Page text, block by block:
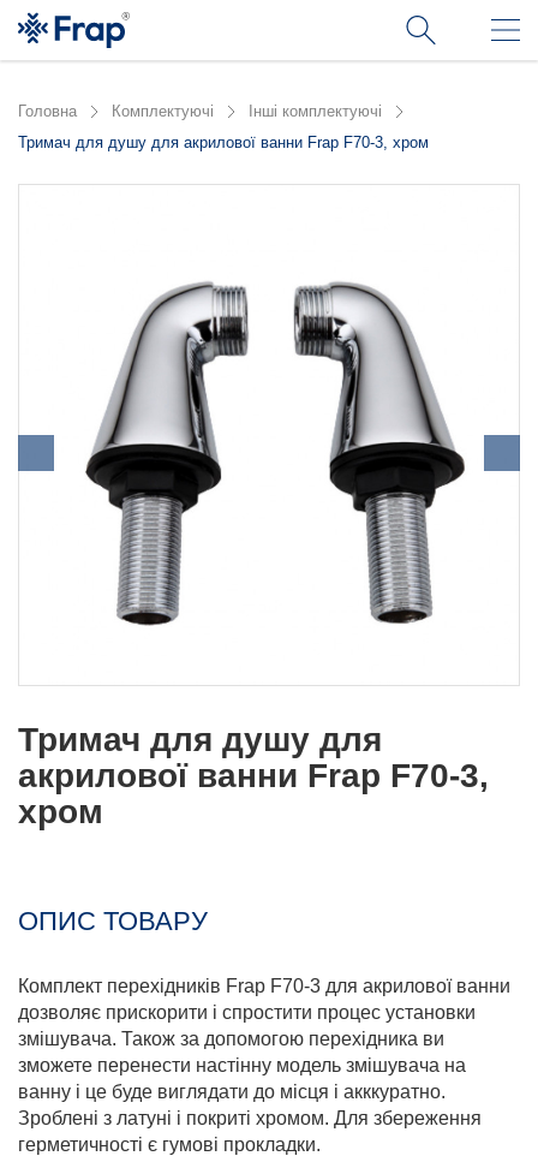
Головна Комплектуючі
Інші комплектуючі
Тримач для душу для акрилової ванни Frap F70-3, хром
Тримач для душу для
акрилової ванни Frap F70-3,
хром
ОПИС ТОВАРУ
Комплект перехідників Frap F70-3 для акрилової ванни
дозволяє прискорити і спростити процес установки
змішувача. Також за допомогою перехідника ви
зможете перенести настінну модель змішувача на
ванну і це буде виглядати до місця і акккуратно.
Зроблені з латуні і покриті хромом. Для збереження
герметичності є гумові прокладки.